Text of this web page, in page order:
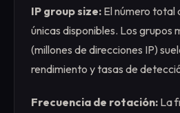
IP group size: El número total
únicas disponibles. Los grupos
(millones de direcciones IP)
rendimiento y tasas de
Frecuencia de rotación: La